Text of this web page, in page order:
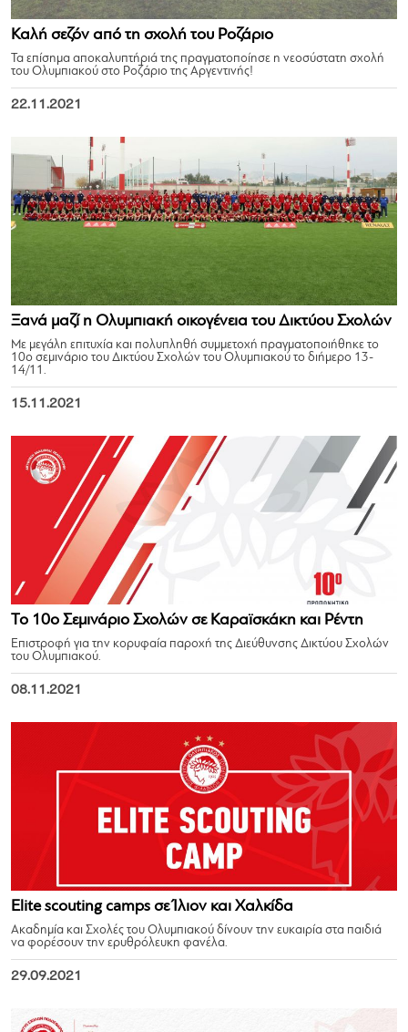
Καλή σεζόν από τη σχολή του Ροζάριο
Τα επίσημα αποκαλυπτήριά της πραγματοποίησε η νεοσύστατη σχολή
του Ολυμπιακού στο Ροζάριο της Αργεντινής!
22.11.2021
Ξανά μαζί η Ολυμπιακή οικογένεια του Δικτύου Σχολών
Με μεγάλη επιτυχία και πολυπληθή συμμετοχή πραγματοποιήθηκε το
10ο σεμινάριο του Δικτύου Σχολών του Ολυμπιακού το διήμερο 13-
14/11.
15.11.2021
Το 10ο Σεμινάριο Σχολών σε Καραϊσκάκη και Ρέντη
Επιστροφή για την κορυφαία παροχή της Διεύθυνσης Δικτύου Σχολών
του Ολυμπιακού.
08.11.2021
Elite scouting camps σε Ίλιον και Χαλκίδα
Ακαδημία και Σχολές του Ολυμπιακού δίνουν την ευκαιρία στα παιδιά
να φορέσουν την ερυθρόλευκη φανέλα.
29.09.2021